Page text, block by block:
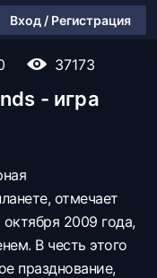
Вход / Регистрация
37173
- игра
отмечает
2009 года,
В честь этого
празднование,